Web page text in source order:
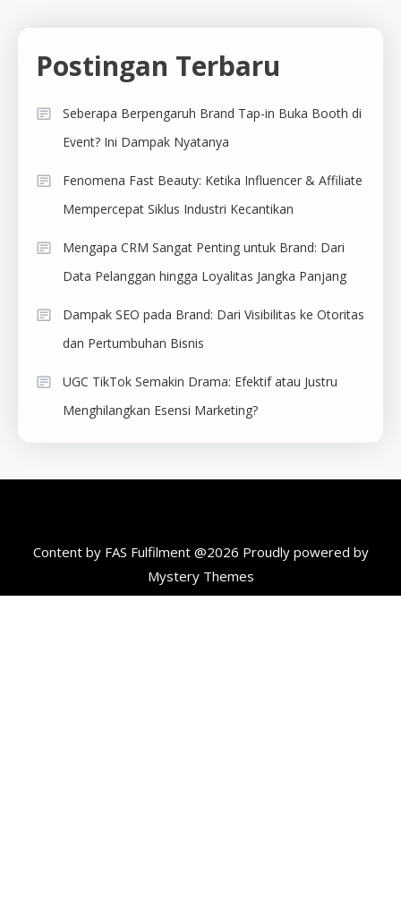
Postingan Terbaru
Seberapa Berpengaruh Brand Tap-in Buka Booth di
Event? Ini Dampak Nyatanya
Fenomena Fast Beauty: Ketika Influencer & Affiliate
Mempercepat Siklus Industri Kecantikan
Mengapa CRM Sangat Penting untuk Brand: Dari
Data Pelanggan hingga Loyalitas Jangka Panjang
Dampak SEO pada Brand: Dari Visibilitas ke Otoritas
dan Pertumbuhan Bisnis
UGC TikTok Semakin Drama: Efektif atau Justru
Menghilangkan Esensi Marketing?
Content by FAS Fulfilment @2026 Proudly powered by
Mystery Themes